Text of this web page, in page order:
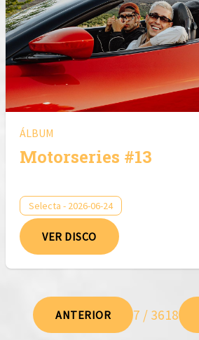
ÁLBUM
Motorseries #13
Selecta - 2026-06-24
VER DISCO
ANTERIOR 7 / 3618